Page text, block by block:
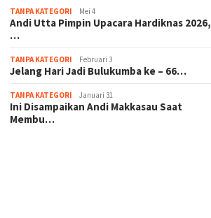
TANPA KATEGORI Mei 4
Andi Utta Pimpin Upacara Hardiknas 2026,
…
TANPA KATEGORI Februari 3
Jelang Hari Jadi Bulukumba ke – 66…
TANPA KATEGORI Januari 31
Ini Disampaikan Andi Makkasau Saat
Membu…